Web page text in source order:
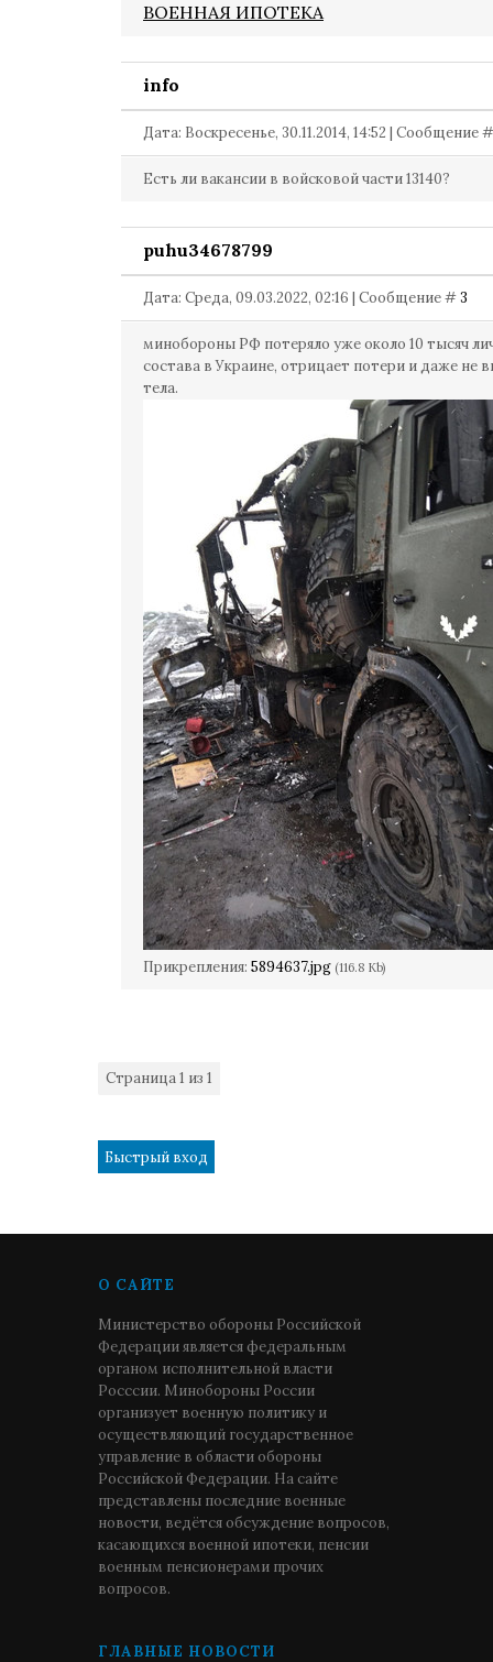
ВОЕННАЯ ИПОТЕКА
info
Дата: Воскресенье, 30.11.2014, 14:52 | Сообщение
Есть ли вакансии в войсковой части 13140?
puhu34678799
Дата: Среда, 09.03.2022, 02:16 | Сообщение #3
минобороны РФ потеряло уже около 10 тысяч
состава в Украине, отрицает потери и даже не
тела.
Прикрепления: 5894637.jpg (116.8 Kb)
Страница1 из 1
О САЙТЕ
Министерство обороны Российской
Федерации является федеральным
органом исполнительной власти
Росссии. Минобороны России
организует военную политику и
осуществляющий государственное
управление в области обороны
Российской Федерации. На сайте
представлены последние военные
новости, ведётся обсуждение вопросов,
касающихся военной ипотеки, пенсии
военным пенсионерами прочих
вопросов.
ГЛАВНЫЕ НОВОСТИ